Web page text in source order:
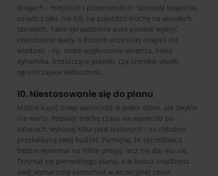
drogach - miejskich i pozamiejskich. Sprawdź bagażnik,
usiądź z tyłu, nie bój się pojeździć trochę na wysokich
obrotach. Takie sprawdzenie auta pozwoli wykryć
ewentualne wady, o których wcześniej mogłeś nie
wiedzieć - np. słabe wygłuszenie wnętrza, niska
dynamika, trzeszczące plastiki, czy szerokie słupki
ograniczające widoczność.
10. Niestosowanie się do planu
Można kupić nowy samochód w jeden dzień, ale zwykle
nie warto. Poświęć trochę czasu na wycieczki po
salonach, wykonaj kilka jazd testowych i na chłodno
przekalkuluj swój budżet. Pamiętaj, że sprzedawca
będzie wywierał na Tobie presję, lecz nie daj mu się.
Trzymaj się pierwotnego planu, a w końcu znajdziesz
swój wymarzony samochód w atrakcyjnej cenie.